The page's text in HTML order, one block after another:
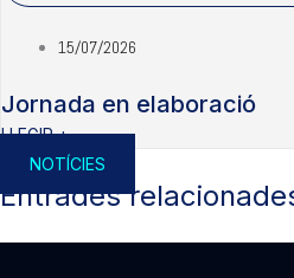
15/07/2026
Jornada en elaboració
LLEGIR +
NOTÍCIES
Entrades